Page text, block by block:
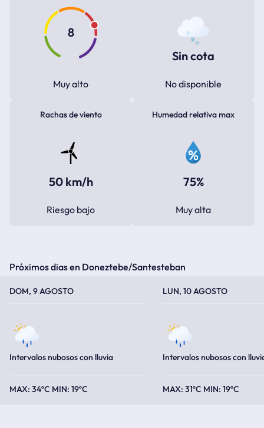
8
Muy alto
Sin cota
No disponible
Rachas de viento
50 km/h
Riesgo bajo
Humedad relativa max
75%
Muy alta
Próximos dias en Doneztebe/Santesteban
DOM, 9 AGOSTO
Intervalos nubosos con lluvia
34ºC 19ºC
LUN, 10 AGOSTO
Intervalos nubosos con
31ºC 19ºC